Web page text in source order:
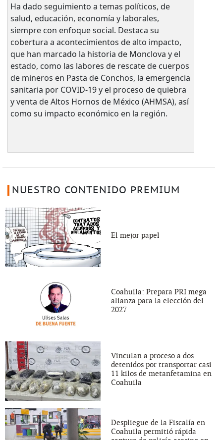
Ha dado seguimiento a temas políticos, de
salud, educación, economía y laborales,
siempre con enfoque social. Destaca su
cobertura a acontecimientos de alto impacto,
que han marcado la historia de Monclova y el
estado, como las labores de rescate de cuerpos
de mineros en Pasta de Conchos, la emergencia
sanitaria por COVID-19 y el proceso de quiebra
y venta de Altos Hornos de México (AHMSA), así
como su impacto económico en la región.
NUESTRO CONTENIDO PREMIUM
El mejor papel
Coahuila: Prepara PRI mega
alianza para la elección del
2027
Vinculan a proceso a dos
detenidos por transportar casi
11 kilos de metanfetamina en
Coahuila
Despliegue de la Fiscalía en
Coahuila permitió rápida